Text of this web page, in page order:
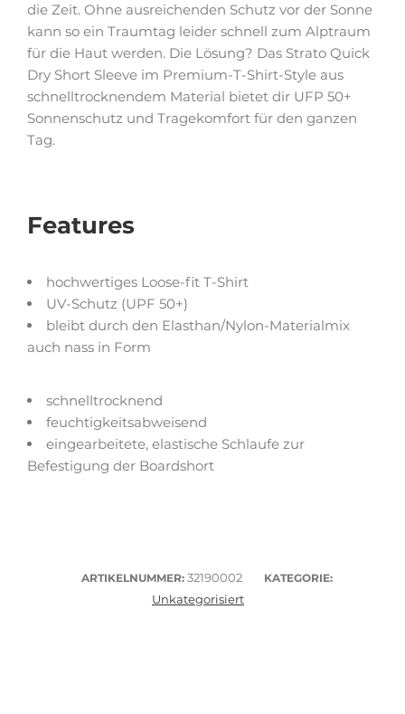
die Zeit. Ohne ausreichenden Schutz vor der Sonne
kann so ein Traumtag leider schnell zum Alptraum
für die Haut werden. Die Lösung? Das Strato Quick
Dry Short Sleeve im Premium-T-Shirt-Style aus
schnelltrocknendem Material bietet dir UFP 50+
Sonnenschutz und Tragekomfort für den ganzen
Tag.
Features
hochwertiges Loose-fit T-Shirt
UV-Schutz (UPF 50+)
bleibt durch den Elasthan/Nylon-Materialmix
auch nass in Form
schnelltrocknend
feuchtigkeitsabweisend
eingearbeitete, elastische Schlaufe zur
Befestigung der Boardshort
ARTIKELNUMMER: 32190002 KATEGORIE:
Unkategorisiert